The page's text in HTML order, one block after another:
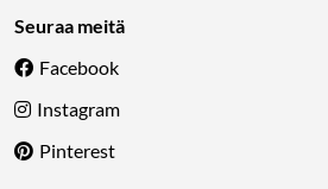
Seuraa meitä
Facebook
Instagram
Pinterest